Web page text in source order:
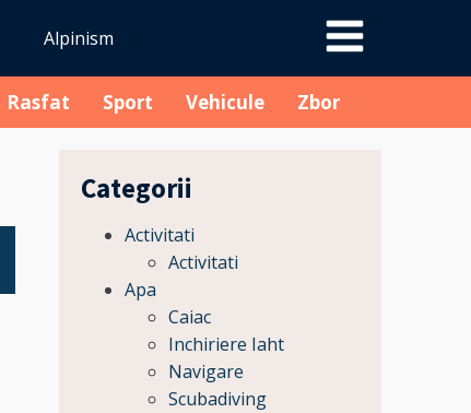
Alpinism
Rasfat Sport Vehicule Zbor
Categorii
Activitati
Activitati
Apa
Caiac
Inchiriere Iaht
Navigare
Scubadiving